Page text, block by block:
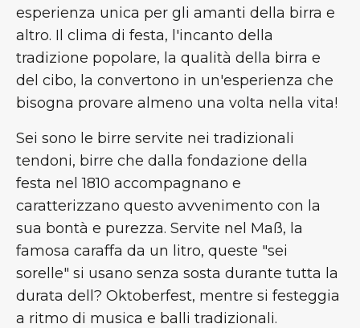
esperienza unica per gli amanti della birra e
altro. Il clima di festa, l'incanto della
tradizione popolare, la qualità della birra e
del cibo, la convertono in un'esperienza che
bisogna provare almeno una volta nella vita!
Sei sono le birre servite nei tradizionali
tendoni, birre che dalla fondazione della
festa nel 1810 accompagnano e
caratterizzano questo avvenimento con la
sua bontà e purezza. Servite nel Maß, la
famosa caraffa da un litro, queste "sei
sorelle" si usano senza sosta durante tutta la
durata dell? Oktoberfest, mentre si festeggia
a ritmo di musica e balli tradizionali.